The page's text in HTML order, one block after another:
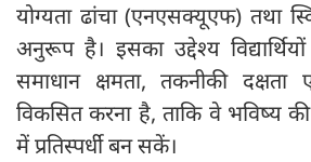
योग्यता ढांचा (एनएसक्यूएफ) तथा
अनुरूप है। इसका उद्देश्य
समाधान क्षमता, तकनीकी दक्षता
विकसित करना है, ताकि वे भविष्य
में प्रतिस्पर्धी बन सकें।